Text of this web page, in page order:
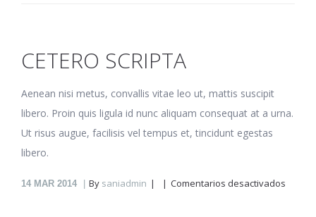
CETERO SCRIPTA
Aenean nisi metus, convallis vitae leo ut, mattis suscipit
libero. Proin quis ligula id nunc aliquam consequat at a urna.
Ut risus augue, facilisis vel tempus et, tincidunt egestas
libero.
14 MAR 2014 By saniadmin Comentarios desactivados